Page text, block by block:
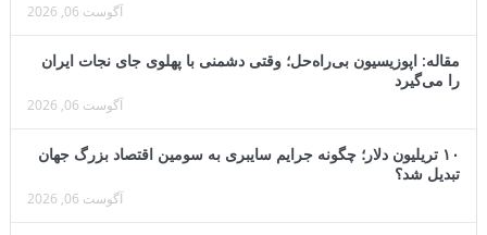
آگوست 06, 2026
مقاله: اپوزیسیون بی‌راه‌حل؛ وقتی دشمنی با پهلوی جای نجات ایران
را می‌گیرد
آگوست 06, 2026
۱۰ تریلیون دلار؛ چگونه جرایم سایبری به سومین اقتصاد بزرگ جهان
تبدیل شد؟
آگوست 06, 2026